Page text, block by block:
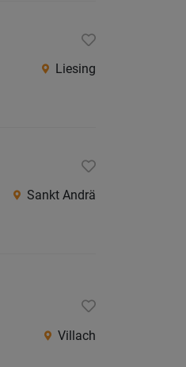
Liesing
Sankt Andrä
Villach